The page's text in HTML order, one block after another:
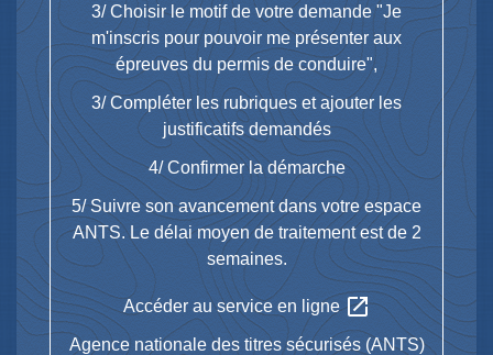
3/ Choisir le motif de votre demande "Je
m'inscris pour pouvoir me présenter aux
épreuves du permis de conduire",
3/ Compléter les rubriques et ajouter les
justificatifs demandés
4/ Confirmer la démarche
5/ Suivre son avancement dans votre espace
ANTS. Le délai moyen de traitement est de 2
semaines.
Accéder au service en ligneopen_in_new
Agence nationale des titres sécurisés (ANTS)